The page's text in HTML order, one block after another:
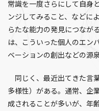
常識を一度さらにして自身
ンジしてみること、などに
らたな能力の発見につなが
は、こういった個人のエン
ベーションの創出などの源
同じく、最近出てきた言
多様性）がある。通常、企
成されることが多いが、年